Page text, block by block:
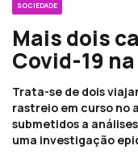
SOCIEDADE
Mais dois
Covid-19
Trata-se de dois
rastreio em curso no
submetidos a
uma investigação